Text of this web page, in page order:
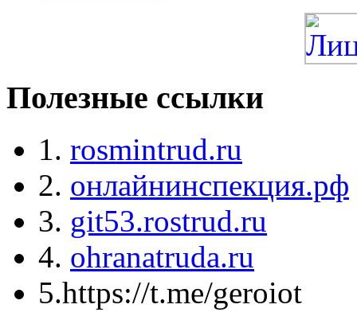
Полезные ссылки
1. rosmintrud.ru
2. онлайнинспекция.рф
3. git53.rostrud.ru
4. ohranatruda.ru
5.https://t.me/geroiot